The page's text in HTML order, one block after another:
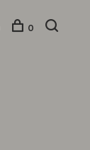
0